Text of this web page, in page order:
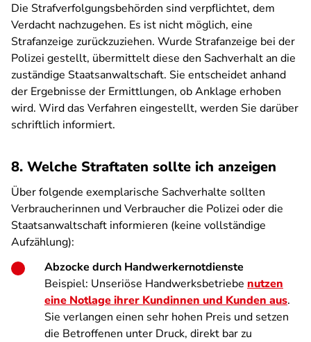
Die Strafverfolgungsbehörden sind verpflichtet, dem
Verdacht nachzugehen. Es ist nicht möglich, eine
Strafanzeige zurückzuziehen. Wurde Strafanzeige bei der
Polizei gestellt, übermittelt diese den Sachverhalt an die
zuständige Staatsanwaltschaft. Sie entscheidet anhand
der Ergebnisse der Ermittlungen, ob Anklage erhoben
wird. Wird das Verfahren eingestellt, werden Sie darüber
schriftlich informiert.
8. Welche Straftaten sollte ich anzeigen
Über folgende exemplarische Sachverhalte sollten
Verbraucherinnen und Verbraucher die Polizei oder die
Staatsanwaltschaft informieren (keine vollständige
Aufzählung):
Abzocke durch Handwerkernotdienste
Beispiel: Unseriöse Handwerksbetriebe nutzen
eine Notlage ihrer Kundinnen und Kunden aus.
Sie verlangen einen sehr hohen Preis und setzen
die Betroffenen unter Druck, direkt bar zu